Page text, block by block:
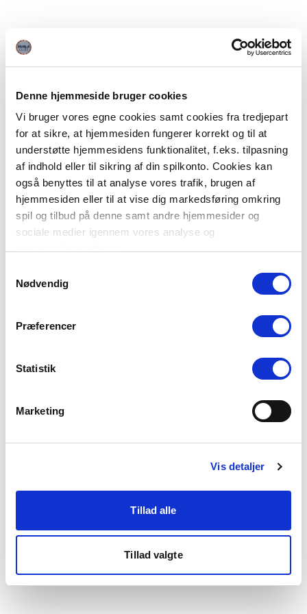
Denne hjemmeside bruger cookies
Vi bruger vores egne cookies samt cookies fra tredjepart
for at sikre, at hjemmesiden fungerer korrekt og til at
understøtte hjemmesidens funktionalitet, f.eks. tilpasning
af indhold eller til sikring af din spilkonto. Cookies kan
også benyttes til at analyse vores trafik, brugen af
hjemmesiden eller til at vise dig markedsføring omkring
spil og tilbud på denne samt andre hjemmesider og
sociale medier igennem vores analyse og
Du kan læse mere om vores brug af cookies under
"Detaljer" eller ved at klikke videre til vores Cookiepolitik,
Nødvendig
Præferencer
Statistik
Marketing
Vis detaljer
Tillad alle
Tillad valgte